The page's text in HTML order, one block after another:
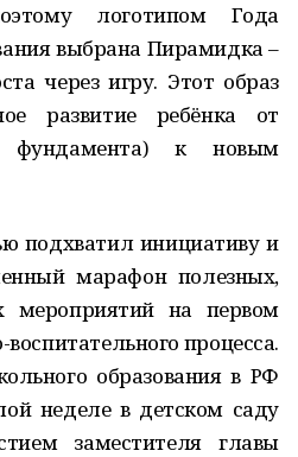
логотипом Года
выбрана Пирамидка –
через игру. Этот образ
развитие ребёнка от
фундамента) к новым
подхватил инициативу и
марафон полезных,
на первом
воспитательного процесса.
образования в РФ
неделе в детском саду
заместителя главы